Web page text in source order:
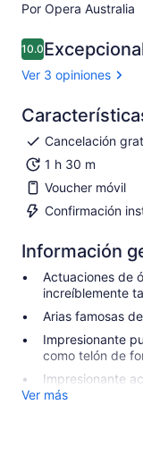
Por Opera Australia
10.010.0 de 10
Ver 3 opiniones
Cancelación
1 h 30 m
Voucher móvil
Confirmación
Información
Actuaciones de
increíblemente
Arias famosas
Impresionante
como telón de
Impresionante
Ver más